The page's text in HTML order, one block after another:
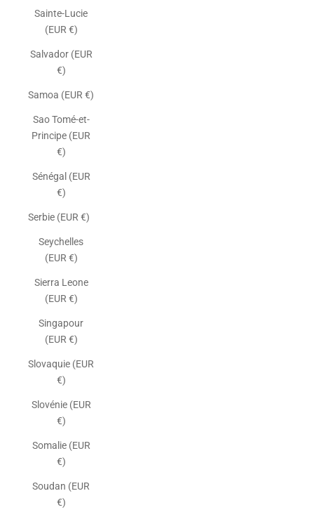
Sainte-Lucie
(EUR €)
Salvador (EUR
€)
Samoa (EUR €)
Sao Tomé-et-
Principe (EUR
€)
Sénégal (EUR
€)
Serbie (EUR €)
Seychelles
(EUR €)
Sierra Leone
(EUR €)
Singapour
(EUR €)
Slovaquie (EUR
€)
Slovénie (EUR
€)
Somalie (EUR
€)
Soudan (EUR
€)